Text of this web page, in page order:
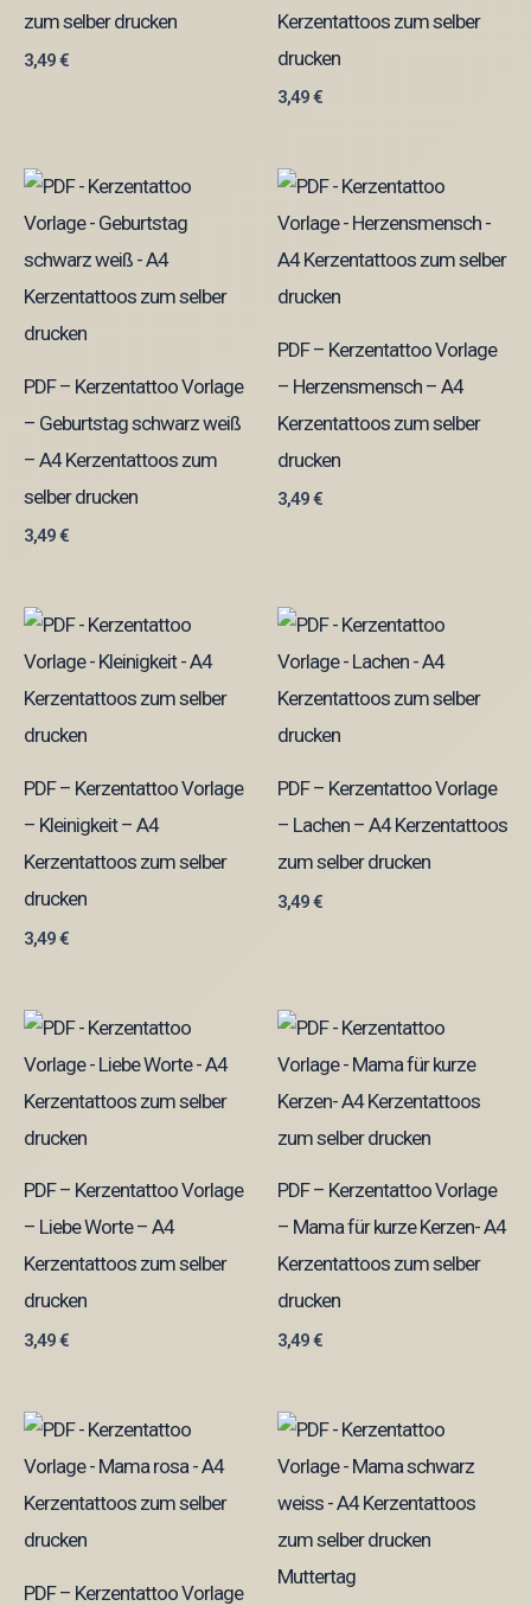
zum selber drucken
3,49€
Kerzentattoos zum selber
drucken
3,49€
PDF – Kerzentattoo Vorlage
– Geburtstag schwarz weiß
– A4 Kerzentattoos zum
selber drucken
3,49€
PDF – Kerzentattoo Vorlage
– Herzensmensch – A4
Kerzentattoos zum selber
drucken
3,49€
PDF – Kerzentattoo Vorlage
– Kleinigkeit – A4
Kerzentattoos zum selber
drucken
3,49€
PDF – Kerzentattoo Vorlage
– Lachen – A4 Kerzentattoos
zum selber drucken
3,49€
PDF – Kerzentattoo Vorlage
– Liebe Worte – A4
Kerzentattoos zum selber
drucken
3,49€
PDF – Kerzentattoo Vorlage
– Mama für kurze Kerzen- A4
Kerzentattoos zum selber
drucken
3,49€
PDF – Kerzentattoo Vorlage